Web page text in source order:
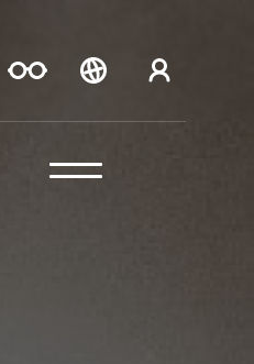
Беларуская
Русский